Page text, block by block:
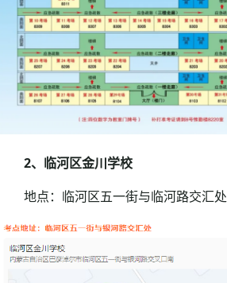
2、临河区金川学校
点：临河区五一街与临河路交汇处